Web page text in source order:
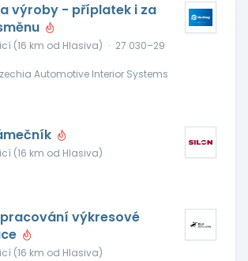
výroby - příplatek i za
(16 km od Hlasiva) · 27 030–29
Automotive Interior Systems
(16 km od Hlasiva)
výkresové
(16 km od Hlasiva)